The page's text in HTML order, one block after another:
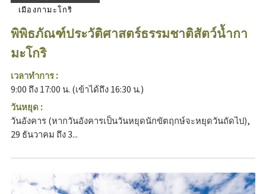
เมืองกามะโกริ
พิพิธภัณฑ์ประวัติศาสตร์ธรรมชาติสัตว์น้ำกา
มะโกริ
เวลาทำการ :
9:00 ถึง 17:00 น. (เข้าได้ถึง 16:30 น.)
วันหยุด :
วันอังคาร (หากวันอังคารเป็นวันหยุดนักขัตฤกษ์จะหยุดวันถัดไป),
29 ธันวาคม ถึง 3...